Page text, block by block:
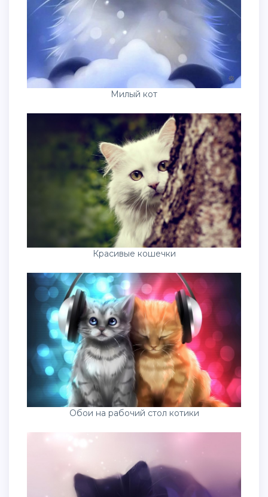
Милый кот
Красивые кошечки
Обои на рабочий стол котики